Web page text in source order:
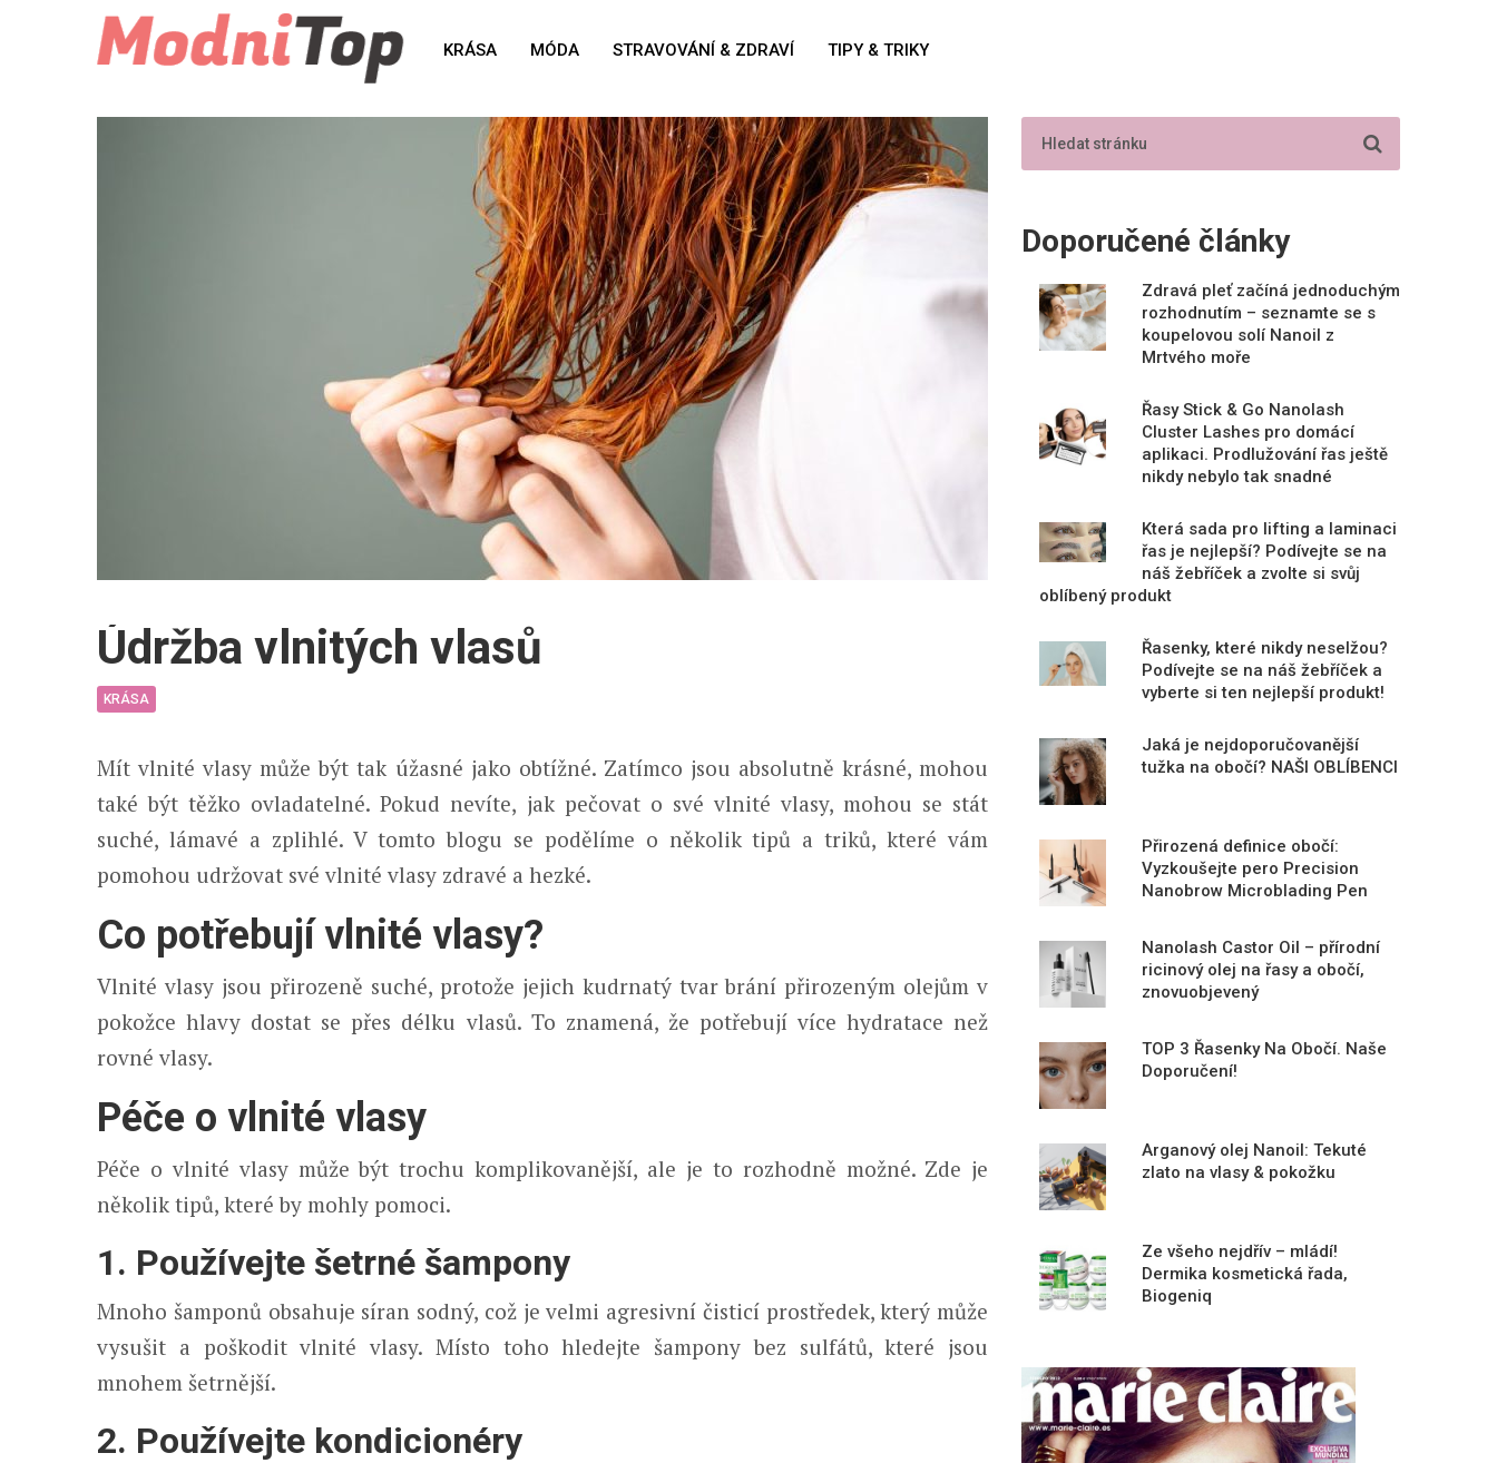
KRÁSA MÓDA STRAVOVÁNÍ & ZDRAVÍ TIPY & TRIKY
Údržba vlnitých vlasů
KRÁSA
Mít vlnité vlasy může být tak úžasné jako obtížné. Zatímco jsou absolutně krásné, mohou
také být těžko ovladatelné. Pokud nevíte, jak pečovat o své vlnité vlasy, mohou se stát
suché, lámavé a zplihlé. V tomto blogu se podělíme o několik tipů a triků, které vám
pomohou udržovat své vlnité vlasy zdravé a hezké.
Co potřebují vlnité vlasy?
Vlnité vlasy jsou přirozeně suché, protože jejich kudrnatý tvar brání přirozeným olejům v
pokožce hlavy dostat se přes délku vlasů. To znamená, že potřebují více hydratace než
rovné vlasy.
Péče o vlnité vlasy
Péče o vlnité vlasy může být trochu komplikovanější, ale je to rozhodně možné. Zde je
několik tipů, které by mohly pomoci.
1. Používejte šetrné šampony
Mnoho šamponů obsahuje síran sodný, což je velmi agresivní čisticí prostředek, který může
vysušit a poškodit vlnité vlasy. Místo toho hledejte šampony bez sulfátů, které jsou
mnohem šetrnější.
2. Používejte kondicionéry
Doporučené články
Zdravá pleť začíná jednoduchým
rozhodnutím – seznamte se s
koupelovou solí Nanoil z
Mrtvého moře
Řasy Stick & Go Nanolash
Cluster Lashes pro domácí
aplikaci. Prodlužování řas ještě
nikdy nebylo tak snadné
Která sada pro lifting a laminaci
řas je nejlepší? Podívejte se na
náš žebříček a zvolte si svůj
oblíbený produkt
Řasenky, které nikdy neselžou?
Podívejte se na náš žebříček a
vyberte si ten nejlepší produkt!
Jaká je nejdoporučovanější
tužka na obočí? NAŠI OBLÍBENCI
Přirozená definice obočí:
Vyzkoušejte pero Precision
Nanobrow Microblading Pen
Nanolash Castor Oil – přírodní
ricinový olej na řasy a obočí,
znovuobjevený
TOP 3 Řasenky Na Obočí. Naše
Doporučení!
Arganový olej Nanoil: Tekuté
zlato na vlasy & pokožku
Ze všeho nejdřív – mládí!
Dermika kosmetická řada,
Biogeniq